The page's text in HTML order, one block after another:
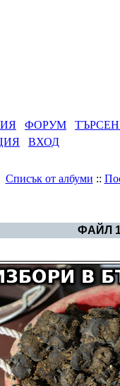
ФОРУМ
ВХОД
Списък от албуми ::
ФАЙЛ